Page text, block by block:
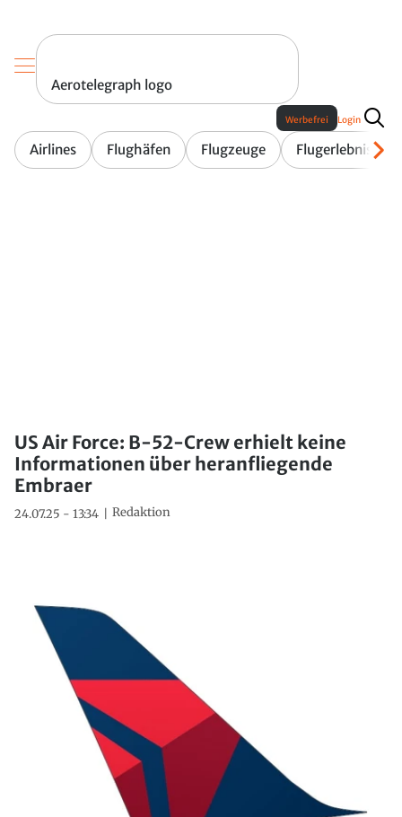
Aerotelegraph logo
Airlines Flughäfen Flugzeuge Flugerlebnis
Werbefrei Login
US Air Force: B-52-Crew erhielt keine
Informationen über heranfliegende
Embraer
24.07.25 - 13:34 Redaktion